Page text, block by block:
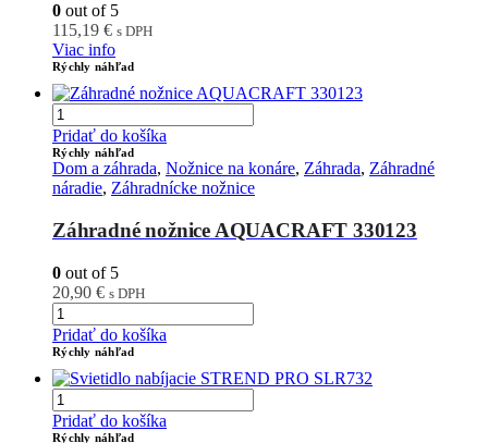
0 out of 5
115,19 € s DPH
Viac info
Rýchly náhľad
Pridať do košíka
Rýchly náhľad
Dom a záhrada, Nožnice na konáre, Záhrada, Záhradné
náradie, Záhradnícke nožnice
Záhradné nožnice AQUACRAFT 330123
0 out of 5
20,90 € s DPH
Pridať do košíka
Rýchly náhľad
Pridať do košíka
Rýchly náhľad